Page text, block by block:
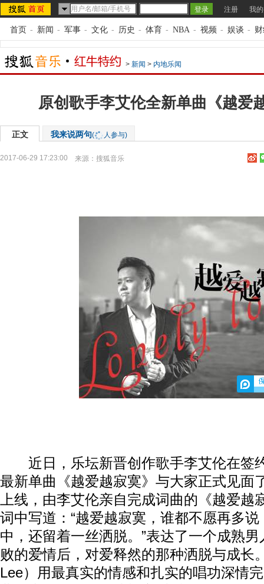
注册 我
首页 - 新闻 - 军事 - 文化 - 历史 - 体育 - NBA - 视频 - 娱谈 -
> 新闻 > 内地乐闻
原创歌手李艾伦全新单曲《越爱
正文 我来说两句( 人参与)
2017-06-29 17:23:00 来源： 搜狐音乐
近日，乐坛新晋创作歌手李艾伦在签
最新单曲《越爱越寂寞》与大家正式见面
上线，由李艾伦亲自完成词曲的《越爱越
词中写道：“越爱越寂寞，谁都不愿再多
中，还留着一丝洒脱。”表达了一个成熟
败的爱情后，对爱释然的那种洒脱与成长
Lee）用最真实的情感和扎实的唱功深情